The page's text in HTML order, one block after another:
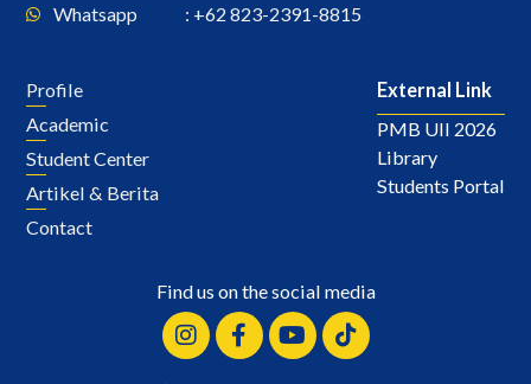
Whatsapp
: +62 823-2391-8815
Profile
Academic
Student Center
Artikel & Berita
Contact
External Link
PMB UII 2026
Library
Students Portal
Find us on the social media
InstagramFacebook-
f
YoutubeTiktok